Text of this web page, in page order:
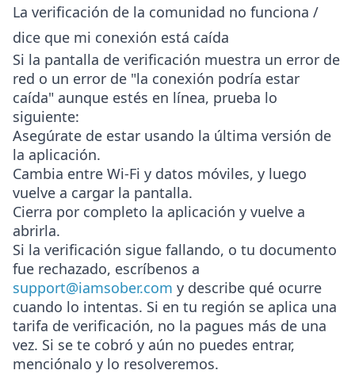
La verificación de la comunidad no funciona /
dice que mi conexión está caída
Si la pantalla de verificación muestra un error de
red o un error de "la conexión podría estar
caída" aunque estés en línea, prueba lo
siguiente:
Asegúrate de estar usando la última versión de
la aplicación.
Cambia entre Wi-Fi y datos móviles, y luego
vuelve a cargar la pantalla.
Cierra por completo la aplicación y vuelve a
abrirla.
Si la verificación sigue fallando, o tu documento
fue rechazado, escríbenos a
support@iamsober.com y describe qué ocurre
cuando lo intentas. Si en tu región se aplica una
tarifa de verificación, no la pagues más de una
vez. Si se te cobró y aún no puedes entrar,
menciónalo y lo resolveremos.